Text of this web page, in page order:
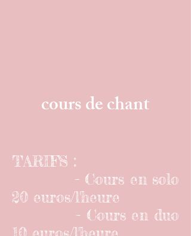
cours de chant
TARIFS :
- Cours en solo
20 euros/l'heure
- Cours en duo